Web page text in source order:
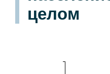
целом